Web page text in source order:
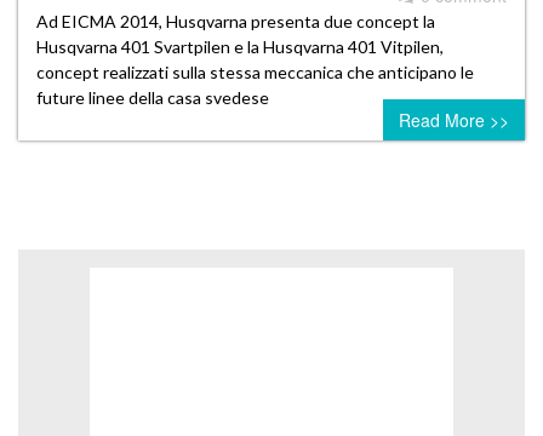
Ad EICMA 2014, Husqvarna presenta due concept la
Husqvarna 401 Svartpilen e la Husqvarna 401 Vitpilen,
concept realizzati sulla stessa meccanica che anticipano le
future linee della casa svedese
Read More >>